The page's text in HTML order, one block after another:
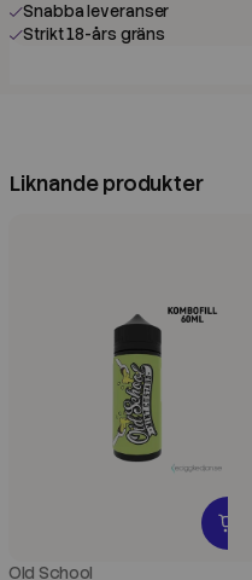
Snabba leveranser
Strikt 18-års gräns
Liknande produkter
Old School